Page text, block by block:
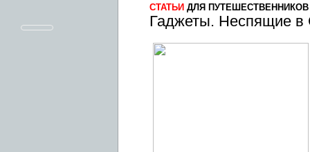
СТАТЬИ ДЛЯ ПУТЕШЕСТВЕННИКОВ
Гаджеты. Неспящие в